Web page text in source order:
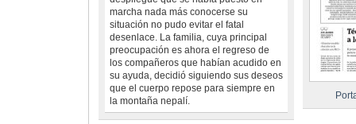
marcha nada más conocerse su
situación no pudo evitar el fatal
desenlace. La familia, cuya principal
preocupación es ahora el regreso de
los compañeros que habían acudido en
su ayuda, decidió siguiendo sus deseos
que el cuerpo repose para siempre en
la montaña nepalí.